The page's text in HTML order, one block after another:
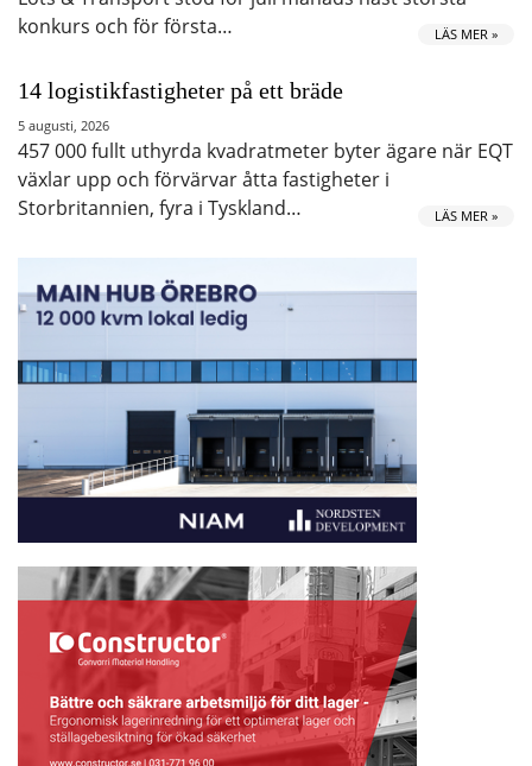
konkurs och för första…
LÄS MER »
14 logistikfastigheter på ett bräde
5 augusti, 2026
457 000 fullt uthyrda kvadratmeter byter ägare när EQT
växlar upp och förvärvar åtta fastigheter i
Storbritannien, fyra i Tyskland…
LÄS MER »